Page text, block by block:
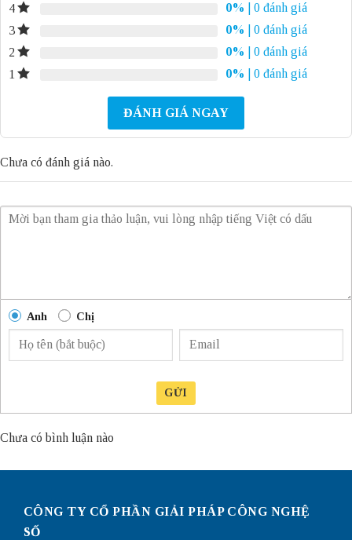
4
0%
| 0 đánh giá
3
0%
| 0 đánh giá
2
0%
| 0 đánh giá
1
0% | 0 đánh giá
ĐÁNH GIÁ NGAY
Chưa có đánh giá nào.
Anh Chị
GỬI
Chưa có bình luận nào
CÔNG TY CỔ PHẦN GIẢI PHÁP CÔNG NGHỆ
SỐ